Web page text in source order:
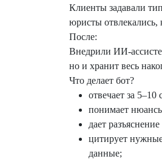
Клиенты задавали
юристы
После:
Внедрили ИИ-
но и хранит весь
Что делает бот?
отвечает за 5–10
понимает
дает
цитирует
данные;